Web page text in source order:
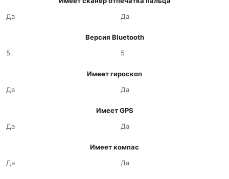
Да
Да
Версия Bluetooth
5
5
Имеет гироскоп
Да
Да
Имеет GPS
Да
Да
Имеет компас
Да
Да